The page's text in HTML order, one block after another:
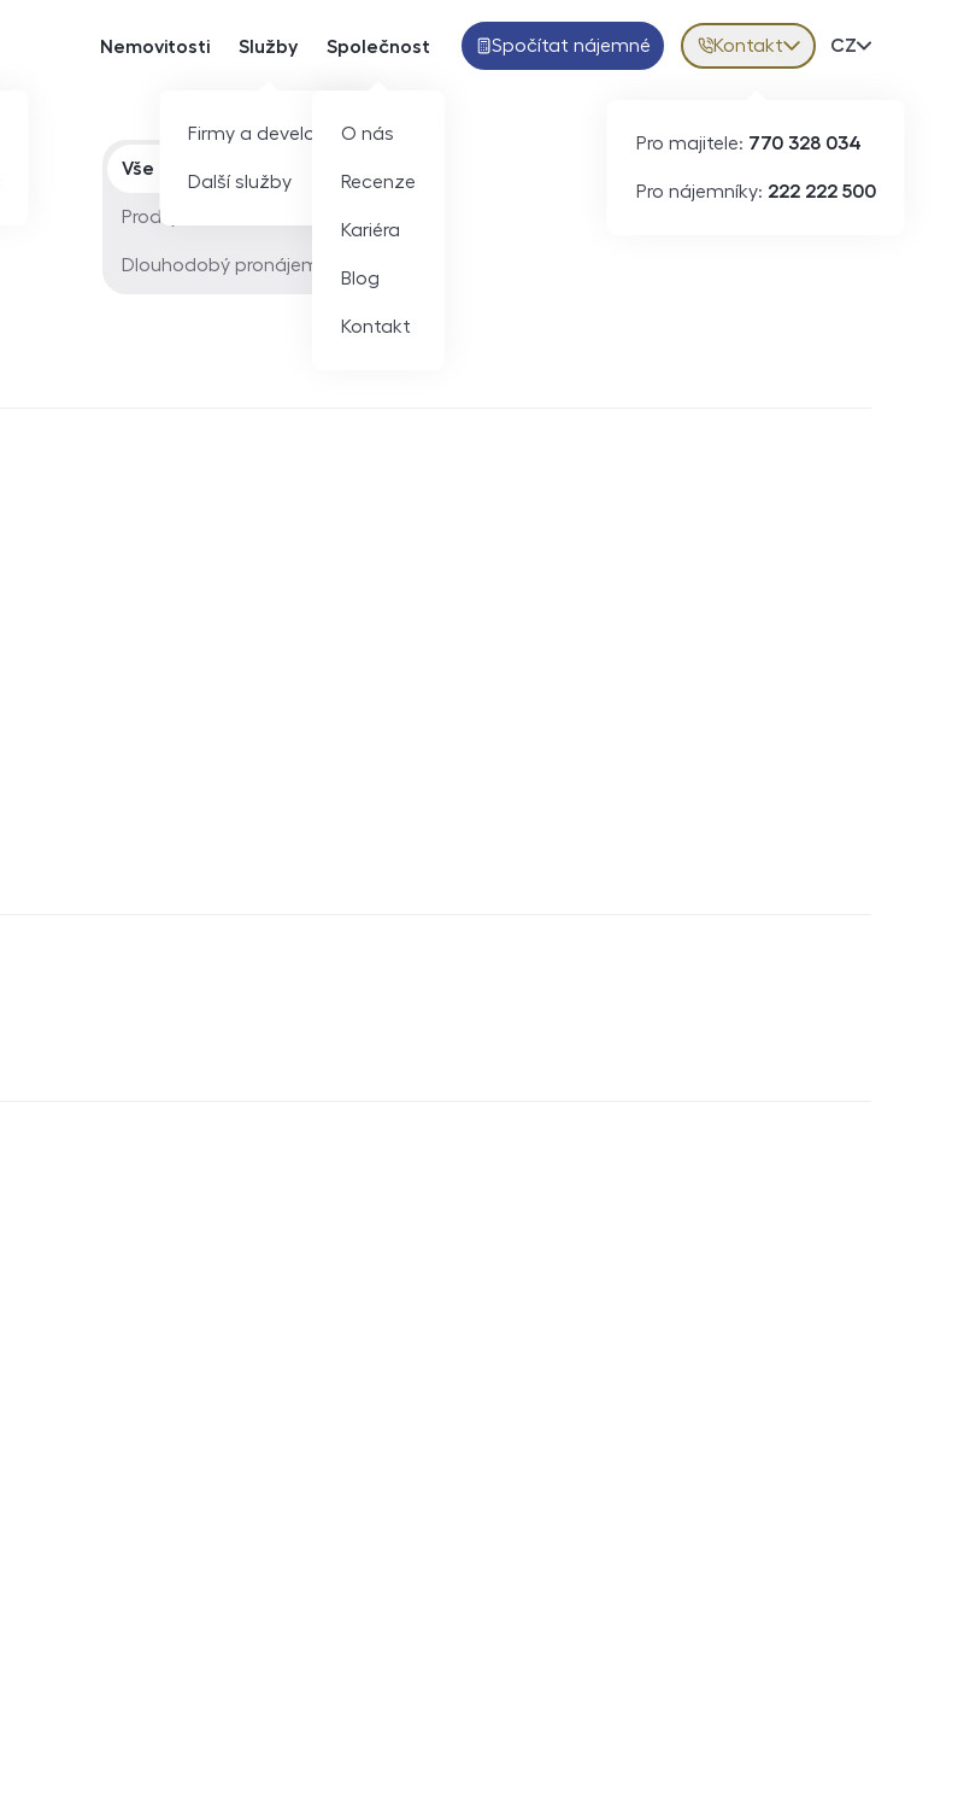
Nemovitosti Služby
Firmy a developeři
Další služby
Společnost
O nás
Recenze
Kariéra
Blog
Kontakt
Spočítat nájemné Kontakt
Pro majitele: 770 328 034
Pro nájemníky: 222 222 500
Volba
CZ
Typ nabídky
Vše
Prodej
Dlouhodobý pronájem